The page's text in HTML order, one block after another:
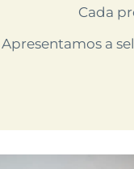
Cada
Apresentamos a